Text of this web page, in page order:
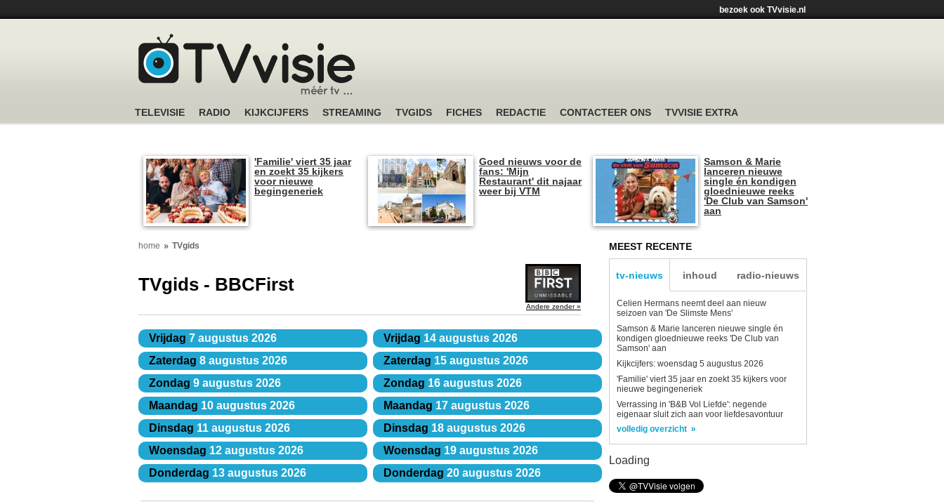
bezoek ook TVvisie.nl
TELEVISIE RADIO KIJKCIJFERS STREAMING TVGIDS FICHES REDACTIE CONTACTEER ONS TVVISIE EXTRA
'Familie' viert 35 jaar
en zoekt 35 kijkers
voor nieuwe
begingeneriek
Goed nieuws voor de
fans: 'Mijn
Restaurant' dit najaar
weer bij VTM
Samson & Marie
lanceren nieuwe
single én kondigen
gloednieuwe reeks
'De Club van Samson'
aan
home TVgids
TVgids - BBCFirst
Andere zender »
Vrijdag 7 augustus 2026
Zaterdag 8 augustus 2026
Zondag 9 augustus 2026
Maandag 10 augustus 2026
Dinsdag 11 augustus 2026
Woensdag 12 augustus 2026
Donderdag 13 augustus 2026
Vrijdag 14 augustus 2026
Zaterdag 15 augustus 2026
Zondag 16 augustus 2026
Maandag 17 augustus 2026
Dinsdag 18 augustus 2026
Woensdag 19 augustus 2026
Donderdag 20 augustus 2026
MEEST RECENTE
tv-nieuws inhoud radio-nieuws
Celien Hermans neemt deel aan nieuw
seizoen van 'De Slimste Mens'
Samson & Marie lanceren nieuwe single én
kondigen gloednieuwe reeks 'De Club van
Samson' aan
Kijkcijfers: woensdag 5 augustus 2026
'Familie' viert 35 jaar en zoekt 35 kijkers voor
nieuwe begingeneriek
Verrassing in 'B&B Vol Liefde': negende
eigenaar sluit zich aan voor liefdesavontuur
volledig overzicht
Loading